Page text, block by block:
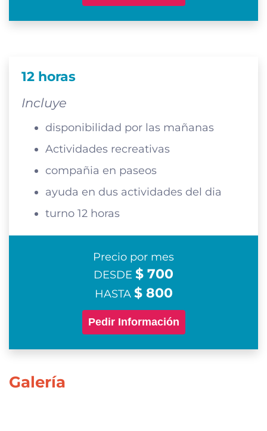
12 horas
Incluye
disponibilidad por las mañanas
Actividades recreativas
compañia en paseos
ayuda en dus actividades del dia
turno 12 horas
Precio por mes
DESDE $ 700
HASTA $ 800
Pedir Información
Galería